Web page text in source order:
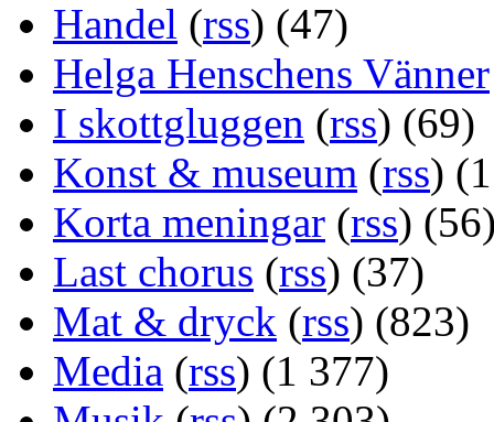
Handel (rss) (47)
Helga Henschens Vänner
I skottgluggen (rss) (69)
Konst & museum (rss)
Korta meningar (rss)
Last chorus (rss) (37)
Mat & dryck (rss) (823)
Media (rss) (1 377)